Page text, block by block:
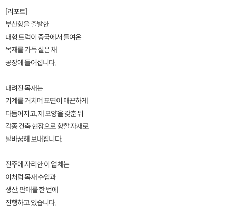
[리포트]
부산항을 출발한
대형 트럭이 중국에서 들여온
목재를 가득 실은 채
공장에 들어섭니다.
내려진 목재는
기계를 거치며 표면이 매끈하게
다듬어지고, 제 모양을 갖춘 뒤
각종 건축 현장으로 향할 자재로
탈바꿈해 보내집니다.
진주에 자리한 이 업체는
이처럼 목재 수입과
생산, 판매를 한 번에
진행하고 있습니다.